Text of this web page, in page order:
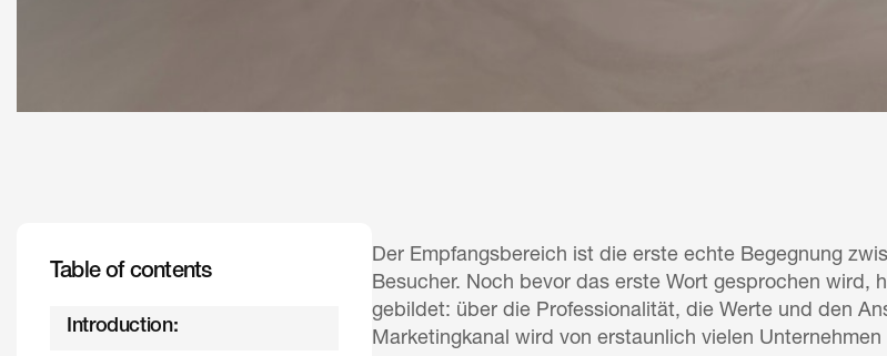
Table of contents
Introduction:
Der Empfangsbereich ist die erste echte Begegnung
Besucher. Noch bevor das erste Wort gesprochen wird,
gebildet: über die Professionalität, die Werte und den
Marketingkanal wird von erstaunlich vielen